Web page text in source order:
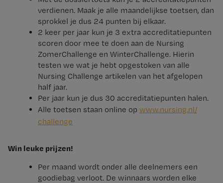
verdienen. Maak je alle maandelijkse toetsen, dan
sprokkel je dus 24 punten bij elkaar.
2 keer per jaar kun je 3 extra accreditatiepunten
scoren door mee te doen aan de Nursing
ZomerChallenge en WinterChallenge. Hierin
testen we wat je hebt opgestoken van alle
Nursing Challenge artikelen van het afgelopen
half jaar.
Per jaar kun je dus 30 accreditatiepunten halen.
Alle toetsen staan online op www.​nursing.​nl/​
challenge
Win leuke prijzen!
Per maand wordt onder alle deelnemers een
goodiebag verloot. De winnaars worden elke